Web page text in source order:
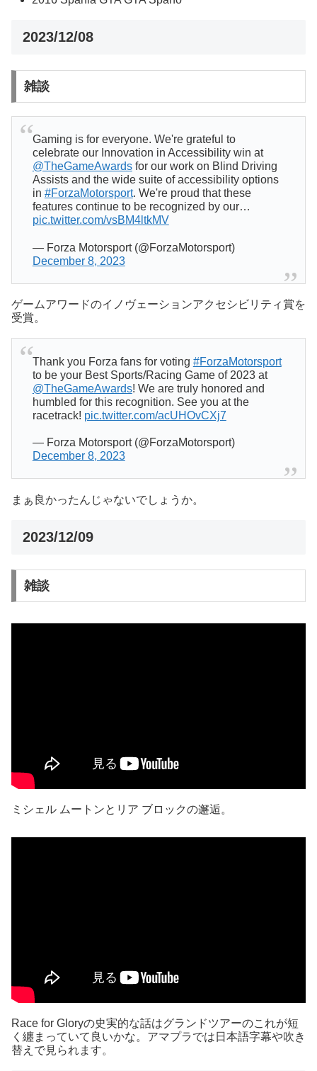
2023/12/08
雑談
Gaming is for everyone. We're grateful to
celebrate our Innovation in Accessibility win at
@TheGameAwardsfor our work on Blind Driving
Assists and the wide suite of accessibility options
in #ForzaMotorsport. We're proud that these
features continue to be recognized by our…
pic.twitter.com/vsBM4ltkMV
— Forza Motorsport (@ForzaMotorsport)
December 8, 2023
ゲームアワードのイノヴェーションアクセシビリティ賞を
受賞。
Thank you Forza fans for voting #ForzaMotorsport
to be your Best Sports/Racing Game of 2023 at
@TheGameAwards! We are truly honored and
humbled for this recognition. See you at the
racetrack! pic.twitter.com/acUHOvCXj7
— Forza Motorsport (@ForzaMotorsport)
December 8, 2023
まぁ良かったんじゃないでしょうか。
2023/12/09
雑談
ミシェル ムートンとリア ブロックの邂逅。
Race for Gloryの史実的な話はグランドツアーのこれが短
く纏まっていて良いかな。アマプラでは日本語字幕や吹き
替えで見られます。